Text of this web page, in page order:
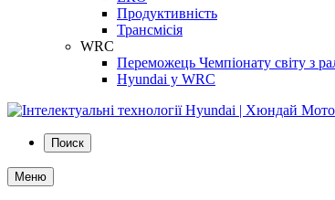
Продуктивність
Трансмісія
WRC
Переможець Чемпіонату світу з
Hyundai у WRC
Поиск
Меню